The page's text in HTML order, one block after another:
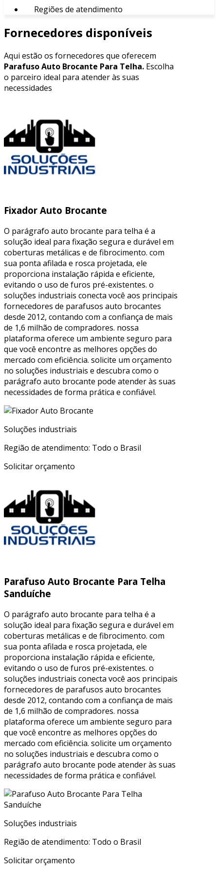
Regiões de atendimento
Fornecedores disponíveis
Aqui estão os fornecedores que oferecem
Parafuso Auto Brocante Para Telha. Escolha
o parceiro ideal para atender às suas
necessidades
Fixador Auto Brocante
O parágrafo auto brocante para telha é a
solução ideal para fixação segura e durável em
coberturas metálicas e de fibrocimento. com
sua ponta afilada e rosca projetada, ele
proporciona instalação rápida e eficiente,
evitando o uso de furos pré-existentes. o
soluções industriais conecta você aos principais
fornecedores de parafusos auto brocantes
desde 2012, contando com a confiança de mais
de 1,6 milhão de compradores. nossa
plataforma oferece um ambiente seguro para
que você encontre as melhores opções do
mercado com eficiência. solicite um orçamento
no soluções industriais e descubra como o
parágrafo auto brocante pode atender às suas
necessidades de forma prática e confiável.
Soluções industriais
Região de atendimento: Todo o Brasil
Solicitar orçamento
Parafuso Auto Brocante Para Telha
Sanduíche
O parágrafo auto brocante para telha é a
solução ideal para fixação segura e durável em
coberturas metálicas e de fibrocimento. com
sua ponta afilada e rosca projetada, ele
proporciona instalação rápida e eficiente,
evitando o uso de furos pré-existentes. o
soluções industriais conecta você aos principais
fornecedores de parafusos auto brocantes
desde 2012, contando com a confiança de mais
de 1,6 milhão de compradores. nossa
plataforma oferece um ambiente seguro para
que você encontre as melhores opções do
mercado com eficiência. solicite um orçamento
no soluções industriais e descubra como o
parágrafo auto brocante pode atender às suas
necessidades de forma prática e confiável.
Soluções industriais
Região de atendimento: Todo o Brasil
Solicitar orçamento